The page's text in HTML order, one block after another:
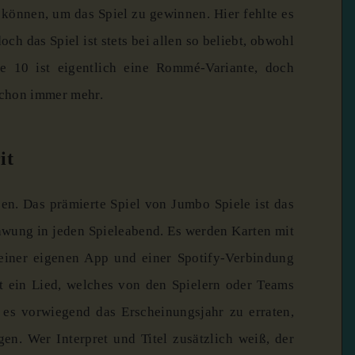
um das Spiel zu gewinnen. Hier fehlte es
das Spiel ist stets bei allen so beliebt, obwohl
10 ist eigentlich eine Rommé-Variante, doch
immer mehr.
Das prämierte Spiel von Jumbo Spiele ist das
in jeden Spieleabend. Es werden Karten mit
eigenen App und einer Spotify-Verbindung
ein Lied, welches von den Spielern oder Teams
vorwiegend das Erscheinungsjahr zu erraten,
Wer Interpret und Titel zusätzlich weiß, der